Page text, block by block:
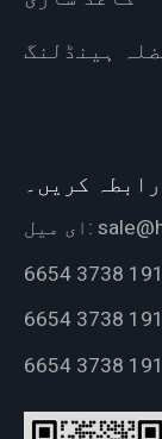
ہینڈلنگ
کریں۔
ای میل: